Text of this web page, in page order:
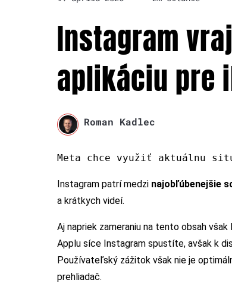
Instagram
aplikáciu pre
Roman Kadlec
Meta chce využiť aktuálnu
Instagram patrí medzi najobľúbenejšie
a krátkych videí.
Aj napriek zameraniu na tento obsah
Applu síce Instagram spustíte, avšak k
Používateľský zážitok však nie je
prehliadač.